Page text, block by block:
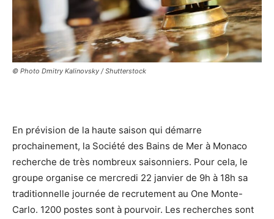
© Photo Dmitry Kalinovsky / Shutterstock
En prévision de la haute saison qui démarre
prochainement, la Société des Bains de Mer à Monaco
recherche de très nombreux saisonniers. Pour cela, le
groupe organise ce mercredi 22 janvier de 9h à 18h sa
traditionnelle journée de recrutement au One Monte-
Carlo. 1200 postes sont à pourvoir. Les recherches sont